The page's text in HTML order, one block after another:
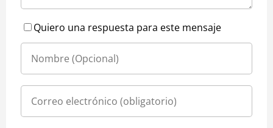
Quiero una respuesta para este mensaje